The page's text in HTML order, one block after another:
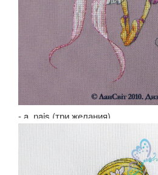
- a_nais (три желания)